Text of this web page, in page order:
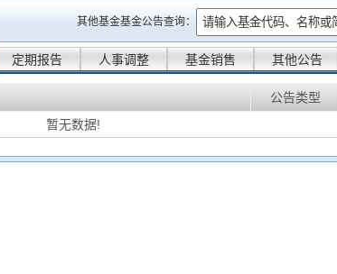
其他基金基金公告查询：
定期报告 人事调整 基金销售 其他公告
公告类型
暂无数据!